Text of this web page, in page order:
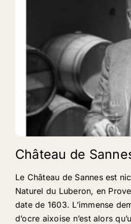
Château de
Le Château de Sannes est
Naturel du Luberon, en
date de 1603. L’immense
d’ocre aixoise n’est alors